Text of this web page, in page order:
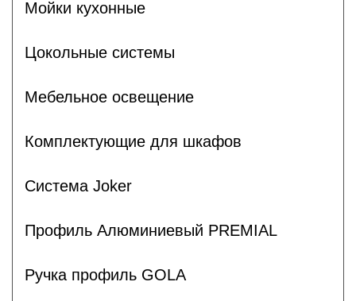
Мойки кухонные
Цокольные системы
Мебельное освещение
Комплектующие для шкафов
Система Joker
Профиль Алюминиевый PREMIAL
Ручка профиль GOLA